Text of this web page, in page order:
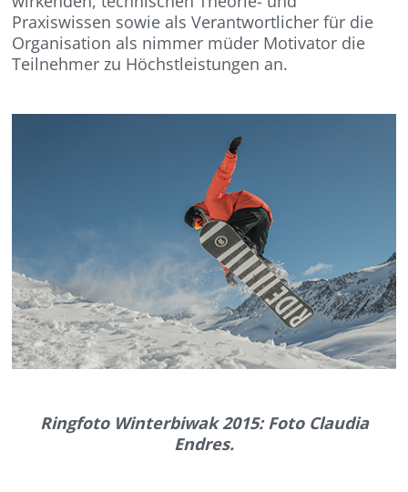
Praxiswissen sowie als Verantwortlicher für die
Organisation als nimmer müder Motivator die
Teilnehmer zu Höchstleistungen an.
Ringfoto Winterbiwak 2015: Foto Claudia
Endres.